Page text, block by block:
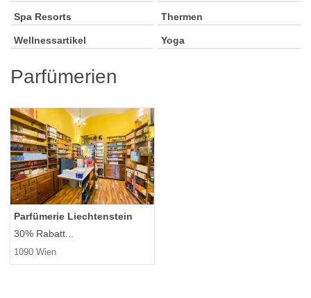
Spa Resorts Thermen
Wellnessartikel Yoga
Parfümerien
Parfümerie Liechtenstein
30% Rabatt...
1090 Wien